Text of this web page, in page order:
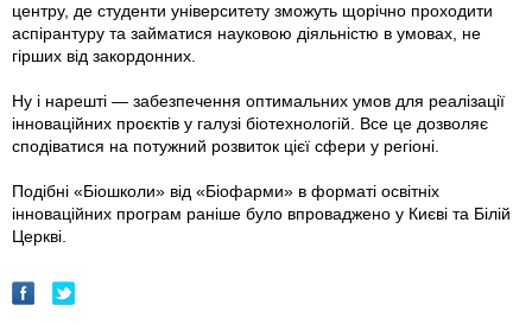
центру, де студенти університету зможуть щорічно проходити
аспірантуру та займатися науковою діяльністю в умовах, не
гірших від закордонних.
Ну і нарешті — забезпечення оптимальних умов для реалізації
інноваційних проєктів у галузі біотехнологій. Все це дозволяє
сподіватися на потужний розвиток цієї сфери у регіоні.
Подібні «Біошколи» від «Біофарми» в форматі освітніх
інноваційних програм раніше було впроваджено у Києві та Білій
Церкві.